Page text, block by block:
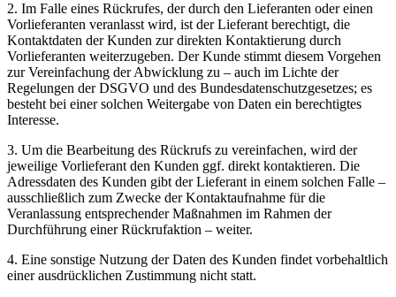
2. Im Falle eines Rückrufes, der durch den Lieferanten oder einen
Vorlieferanten veranlasst wird, ist der Lieferant berechtigt, die
Kontaktdaten der Kunden zur direkten Kontaktierung durch
Vorlieferanten weiterzugeben. Der Kunde stimmt diesem Vorgehen
zur Vereinfachung der Abwicklung zu – auch im Lichte der
Regelungen der DSGVO und des Bundesdatenschutzgesetzes; es
besteht bei einer solchen Weitergabe von Daten ein berechtigtes
Interesse.
3. Um die Bearbeitung des Rückrufs zu vereinfachen, wird der
jeweilige Vorlieferant den Kunden ggf. direkt kontaktieren. Die
Adressdaten des Kunden gibt der Lieferant in einem solchen Falle –
ausschließlich zum Zwecke der Kontaktaufnahme für die
Veranlassung entsprechender Maßnahmen im Rahmen der
Durchführung einer Rückrufaktion – weiter.
4. Eine sonstige Nutzung der Daten des Kunden findet vorbehaltlich
einer ausdrücklichen Zustimmung nicht statt.